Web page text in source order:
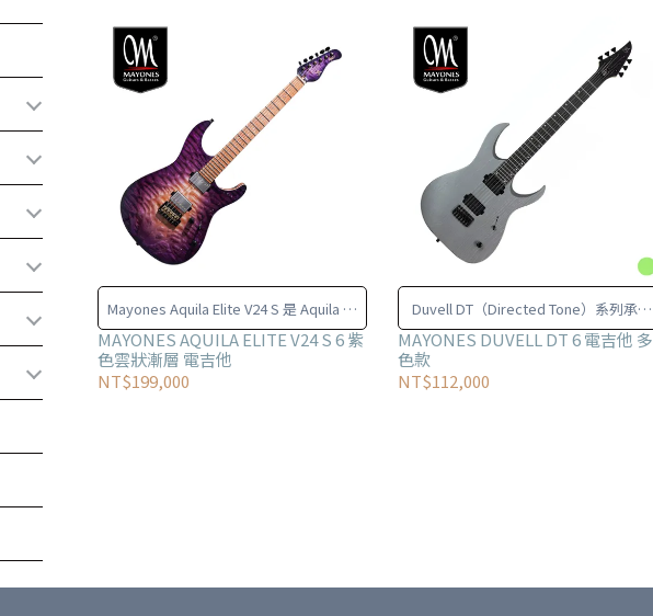
Mayones Aquila Elite V24 S 是 Aquila 系
列等級最高的型號
MAYONES AQUILA ELITE V24 S 6 紫
色雲狀漸層 電吉他
NT$199,000
Duvell DT（Directed Tone）系列承襲
經典 Duvell 的外觀輪廓與現代金屬風格
MAYONES DUVELL DT 6 電吉他 多
色款
NT$112,000